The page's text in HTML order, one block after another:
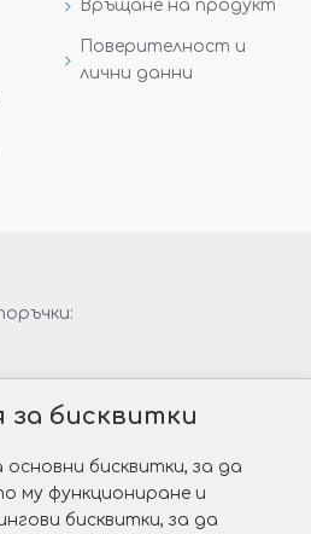
Връщане на продукт
Поверителност и
лични данни
Gold&Silver?
за бисквитки
основни бисквитки, за да
му функциониране и
бисквитки, за да